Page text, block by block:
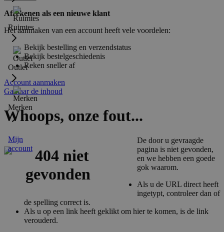
Ruimtes
Outlet
Merken
Mijn
account
Afrekenen als een nieuwe klant
Het aanmaken van een account heeft vele voordelen:
Bekijk bestelling en verzendstatus
Bekijk bestelgeschiedenis
Reken sneller af
Account aanmaken
Ga naar de inhoud
Whoops, onze fout...
De door u gevraagde
pagina is niet gevonden,
en we hebben een goede
gok waarom.
Als u de URL direct heeft
ingetypt, controleer dan of
de spelling correct is.
Als u op een link heeft geklikt om hier te komen, is de link
verouderd.